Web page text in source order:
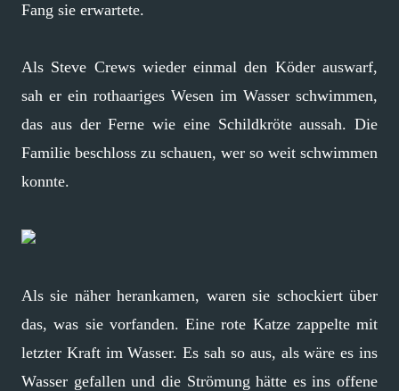
Fang sie erwartete.
Als Steve Crews wieder einmal den Köder auswarf,
sah er ein rothaariges Wesen im Wasser schwimmen,
das aus der Ferne wie eine Schildkröte aussah. Die
Familie beschloss zu schauen, wer so weit schwimmen
konnte.
Als sie näher herankamen, waren sie schockiert über
das, was sie vorfanden. Eine rote Katze zappelte mit
letzter Kraft im Wasser. Es sah so aus, als wäre es ins
Wasser gefallen und die Strömung hätte es ins offene